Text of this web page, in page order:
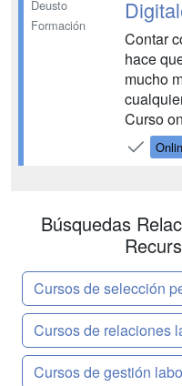
Deusto
Formación
Contar
hace
mucho
Curso
Deusto
Búsquedas
Cursos de selección
Cursos de relaciones
Cursos de gestión